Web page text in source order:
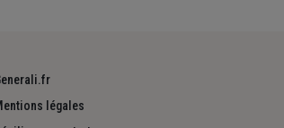
légales